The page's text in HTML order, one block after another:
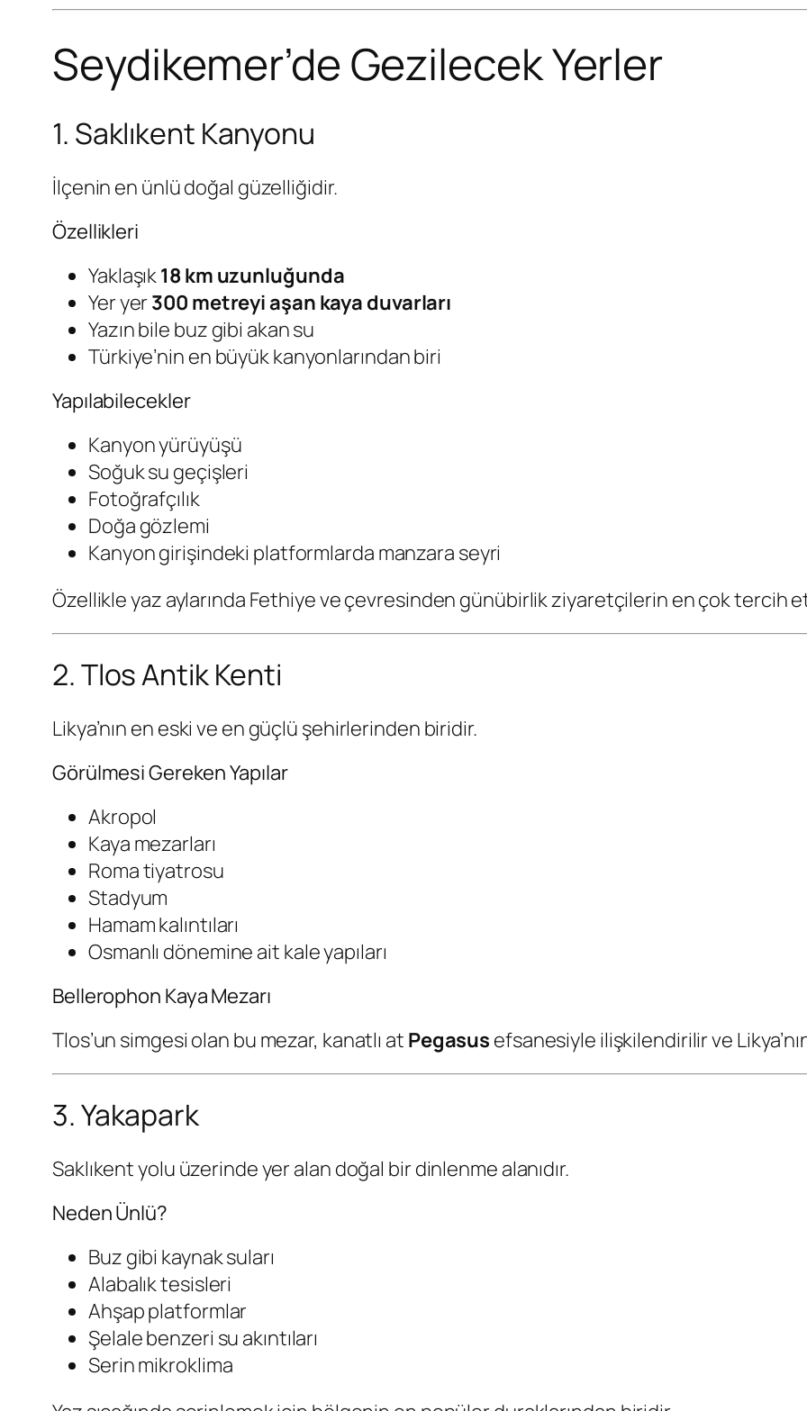
Seydikemer’de Gezilecek Yerler
1. Saklıkent Kanyonu
İlçenin en ünlü doğal güzelliğidir.
Özellikleri
Yaklaşık18 km uzunluğunda
Yer yer 300 metreyi aşan kaya duvarları
Yazın bile buz gibi akan su
Türkiye’nin en büyük kanyonlarından biri
Yapılabilecekler
Kanyon yürüyüşü
Soğuk su geçişleri
Fotoğrafçılık
Doğa gözlemi
Kanyon girişindeki platformlarda manzara seyri
Özellikle yaz aylarında Fethiye ve çevresinden günübirlik ziyaretçilerin en çok tercih
2. Tlos Antik Kenti
Likya’nın en eski ve en güçlü şehirlerinden biridir.
Görülmesi Gereken Yapılar
Akropol
Kaya mezarları
Roma tiyatrosu
Stadyum
Hamam kalıntıları
Osmanlı dönemine ait kale yapıları
Bellerophon Kaya Mezarı
Tlos’un simgesi olan bu mezar, kanatlı at Pegasus efsanesiyle ilişkilendirilir ve
3. Yakapark
Saklıkent yolu üzerinde yer alan doğal bir dinlenme alanıdır.
Neden Ünlü?
Buz gibi kaynak suları
Alabalık tesisleri
Ahşap platformlar
Şelale benzeri su akıntıları
Serin mikroklima